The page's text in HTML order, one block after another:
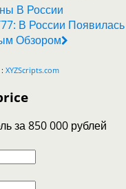
В России
В России Появилась
Обзором
XYZScripts.com
за 850 000 рублей